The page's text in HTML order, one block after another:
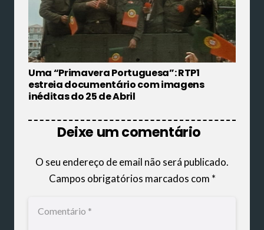
Uma “Primavera Portuguesa”: RTP1
estreia documentário com imagens
inéditas do 25 de Abril
Deixe um comentário
O seu endereço de email não será publicado.
Campos obrigatórios marcados com *